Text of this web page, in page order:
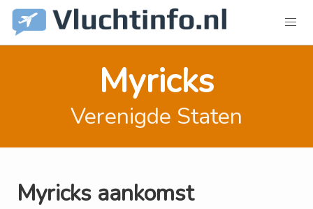
Myricks
Verenigde Staten
Myricks aankomst